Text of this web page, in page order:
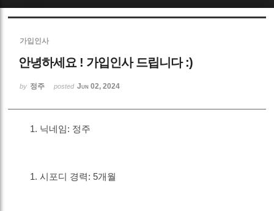
가입인사
안녕하세요 ! 가입인사 드립니다 :)
by 정주 posted Jun 02, 2024
닉네임: 정주
시포디 경력: 5개월
Sketchbook5, 스케치북5
Sketchbook5, 스케치북5